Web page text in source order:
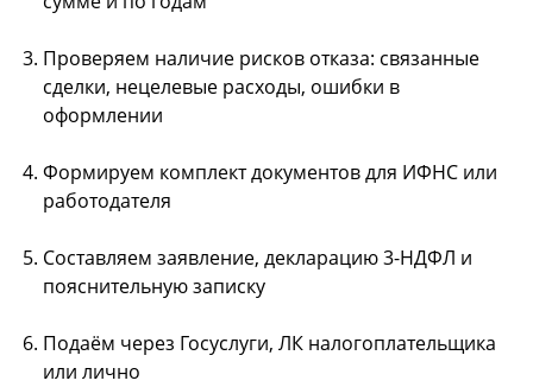
Проверяем наличие рисков отказа: связанные
сделки, нецелевые расходы, ошибки в
оформлении
Формируем комплект документов для ИФНС или
работодателя
Составляем заявление, декларацию 3-НДФЛ и
пояснительную записку
Подаём через Госуслуги, ЛК налогоплательщика
или лично